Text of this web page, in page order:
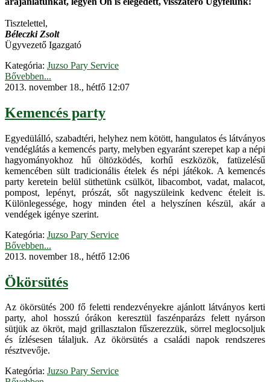
Tisztelettel,
Béleczki Zsolt
Ügyvezető Igazgató
Kategória: Juzso Pary Service
Bővebben...
2013. november 18., hétfő 12:07
Kemencés party
Egyedülálló, szabadtéri, helyhez nem kötött, hangulatos és látványos
vendéglátás a kemencés party, melyben egyaránt szerepet kap a népi
hagyományokhoz hű öltözködés, korhű eszközök, fatüzelésű
kemencében sült tradicionális ételek és népi játékok. A kemencés
party keretein belül süthetünk csülköt, libacombot, vadat, malacot,
pompost, lepényt, prószát, sőt nagyszüleink kedvenc ételeit is.
Különlegessége, hogy minden étel a helyszínen készül, akár a
vendégek igénye szerint.
Kategória: Juzso Pary Service
Bővebben...
2013. november 18., hétfő 12:06
Ökörsütés
Az ökörsütés 200 fő feletti rendezvényekre ajánlott látványos kerti
party, ahol hosszú órákon keresztül faszénparázs felett nyárson
sütjük az ökröt, majd grillasztalon fűszerezzük, sörrel meglocsoljuk
és ízlésesen tálaljuk. Az ökörsütés a családi napok rendszeres
résztvevője.
Kategória: Juzso Pary Service